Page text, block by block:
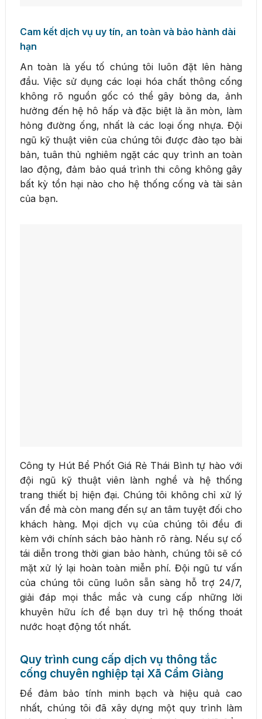
Cam kết dịch vụ uy tín, an toàn và bảo hành dài
hạn
An toàn là yếu tố chúng tôi luôn đặt lên hàng
đầu. Việc sử dụng các loại hóa chất thông cống
không rõ nguồn gốc có thể gây bỏng da, ảnh
hưởng đến hệ hô hấp và đặc biệt là ăn mòn, làm
hỏng đường ống, nhất là các loại ống nhựa. Đội
ngũ kỹ thuật viên của chúng tôi được đào tạo bài
bản, tuân thủ nghiêm ngặt các quy trình an toàn
lao động, đảm bảo quá trình thi công không gây
bất kỳ tổn hại nào cho hệ thống cống và tài sản
của bạn.
Công ty Hút Bể Phốt Giá Rẻ Thái Bình tự hào với
đội ngũ kỹ thuật viên lành nghề và hệ thống
trang thiết bị hiện đại. Chúng tôi không chỉ xử lý
vấn đề mà còn mang đến sự an tâm tuyệt đối cho
khách hàng. Mọi dịch vụ của chúng tôi đều đi
kèm với chính sách bảo hành rõ ràng. Nếu sự cố
tái diễn trong thời gian bảo hành, chúng tôi sẽ có
mặt xử lý lại hoàn toàn miễn phí. Đội ngũ tư vấn
của chúng tôi cũng luôn sẵn sàng hỗ trợ 24/7,
giải đáp mọi thắc mắc và cung cấp những lời
khuyên hữu ích để bạn duy trì hệ thống thoát
nước hoạt động tốt nhất.
Quy trình cung cấp dịch vụ thông tắc
cống chuyên nghiệp tại Xã Cẩm Giàng
Để đảm bảo tính minh bạch và hiệu quả cao
nhất, chúng tôi đã xây dựng một quy trình làm